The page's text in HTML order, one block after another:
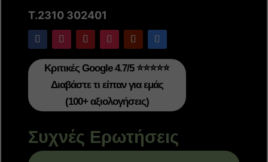
T.2310 302401
Κριτικές Google 4.7/5 ⭐⭐⭐⭐⭐
Διαβάστε τι είπαν για εμάς
(100+ αξιολογήσεις)
Συχνές Ερωτήσεις